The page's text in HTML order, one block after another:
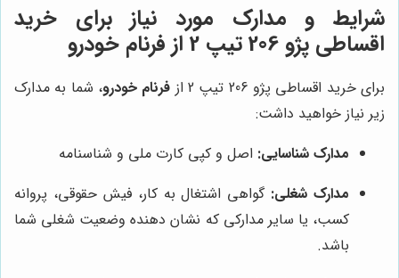
شرایط و مدارک مورد نیاز برای خرید
اقساطی پژو 206 تیپ 2 از فرنام خودرو
برای خرید اقساطی پژو 206 تیپ 2 از فرنام خودرو، شما به مدارک
زیر نیاز خواهید داشت:
مدارک شناسایی: اصل و کپی کارت ملی و شناسنامه
مدارک شغلی: گواهی اشتغال به کار، فیش حقوقی، پروانه
کسب، یا سایر مدارکی که نشان دهنده وضعیت شغلی شما
باشد.